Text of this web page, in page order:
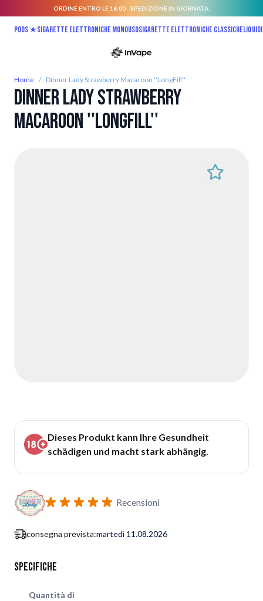
ORDINE ENTRO LE 16:00 - SPEDIZIONE IN GIORNATA.
Pods ★Sigarette elettroniche monousoSigarette elettroniche classiche
Home / Dinner Lady Strawberry Macaroon ''LongFill''
Dinner Lady Strawberry
Macaroon ''LongFill''
Dieses Produkt kann Ihre Gesundheit
schädigen und macht stark abhängig.
Recensioni
consegna prevista:martedì 11.08.2026
Specifiche
Quantità di